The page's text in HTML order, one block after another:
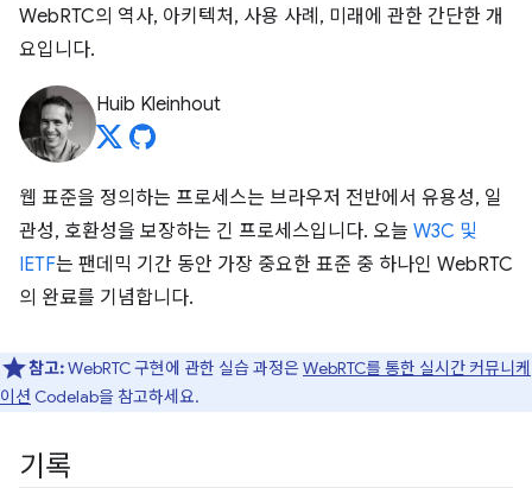
WebRTC의 역사, 아키텍처, 사용 사례, 미래에 관한 간단한 개
요입니다.
Huib Kleinhout
웹 표준을 정의하는 프로세스는 브라우저 전반에서 유용성, 일
관성, 호환성을 보장하는 긴 프로세스입니다. 오늘 W3C 및
IETF는 팬데믹 기간 동안 가장 중요한 표준 중 하나인 WebRTC
의 완료를 기념합니다.
참고:WebRTC 구현에 관한 실습 과정은WebRTC를 통한 실시간 커뮤니케
이션 Codelab을 참고하세요.
기록